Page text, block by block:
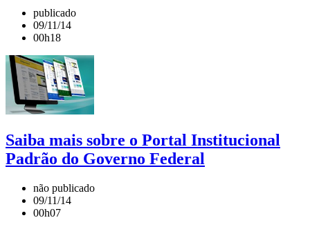
publicado
09/11/14
00h18
Saiba mais sobre o Portal Institucional
Padrão do Governo Federal
não publicado
09/11/14
00h07